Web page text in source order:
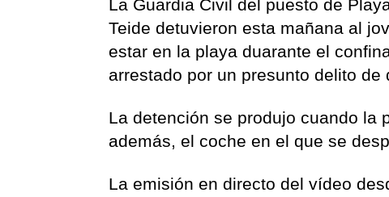
La Guardia Civil del puesto de
Teide detuvieron esta mañana al
estar en la playa duarante el
arrestado por un presunto delito de
La detención se produjo cuando la
además, el coche en el que se
La emisión en directo del vídeo